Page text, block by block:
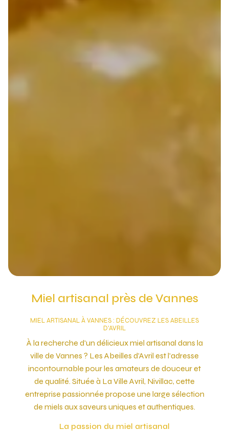
Miel artisanal près de Vannes
MIEL ARTISANAL À VANNES : DÉCOUVREZ LES ABEILLES
D'AVRIL
À la recherche d'un délicieux miel artisanal dans la
ville de Vannes ? Les Abeilles d'Avril est l'adresse
incontournable pour les amateurs de douceur et
de qualité. Située à La Ville Avril, Nivillac, cette
entreprise passionnée propose une large sélection
de miels aux saveurs uniques et authentiques.
La passion du miel artisanal